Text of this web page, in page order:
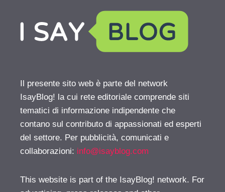
Il presente sito web è parte del network
IsayBlog! la cui rete editoriale comprende siti
tematici di informazione indipendente che
contano sul contributo di appassionati ed esperti
del settore. Per pubblicità, comunicati e
collaborazioni: info@isayblog.com
This website is part of the IsayBlog! network. For